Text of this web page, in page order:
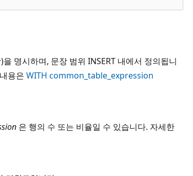
명시하며, 문장 범위 INSERT 내에서 정의됩니
용은 WITH common_table_expression
은 행의 수 또는 비율일 수 있습니다. 자세한